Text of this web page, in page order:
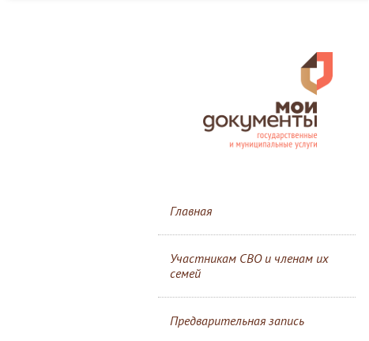
Главная
Участникам СВО и членам их
семей
Предварительная запись